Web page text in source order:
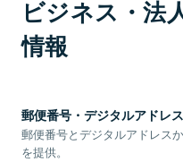
ビジネス・法
情報
郵便番号・デジタルアドレ
郵便番号とデジタルアドレス
を提供。